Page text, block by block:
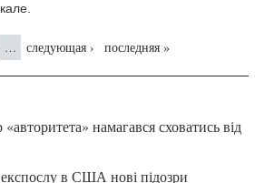
… следующая › последняя »
намагався сховатись від
в США нові підозри